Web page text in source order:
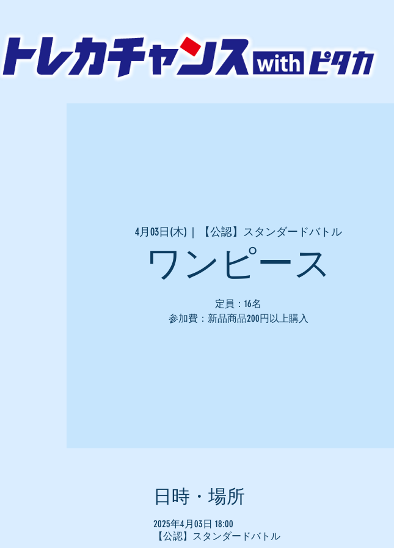
4月03日(木)
  |
【公認】スタンダードバトル
ワンピース
定員：16名
参加費：新品商品200円以上購入
日時・場所
2025年4月03日 18:00
【公認】スタンダードバトル